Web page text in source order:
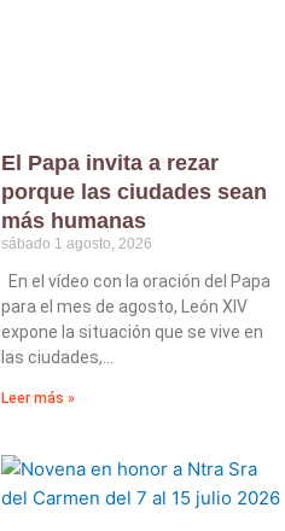
El Papa invita a rezar
porque las ciudades sean
más humanas
sábado 1 agosto, 2026
En el vídeo con la oración del Papa
para el mes de agosto, León XIV
expone la situación que se vive en
las ciudades,
Leer más »